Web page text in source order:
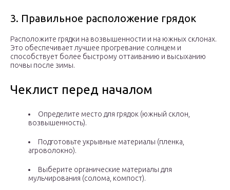
3. Правильное расположение грядок
Расположите грядки на возвышенности и на южных склонах.
Это обеспечивает лучшее прогревание солнцем и
способствует более быстрому оттаиванию и высыханию
почвы после зимы.
Чеклист перед началом
Определите место для грядок (южный склон,
возвышенность).
Подготовьте укрывные материалы (пленка,
агроволокно).
Выберите органические материалы для
мульчирования (солома, компост).